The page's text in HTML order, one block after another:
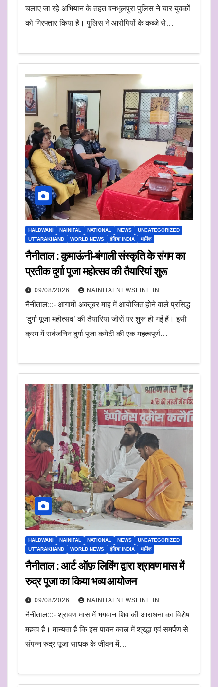
चलाए जा रहे अभियान के तहत बनभूलपुरा पुलिस ने चार युवकों
को गिरफ्तार किया है। पुलिस ने आरोपियों के कब्जे से…
HALDWANI NAINITAL NATIONAL NEWS
UNCATEGORIZED
UTTARAKHAND
WORLD NEWS इंडिया INDIA धार्मिक
नैनीताल : कुमाऊंनी-बंगाली संस्कृति के संगम का
प्रतीक दुर्गा पूजा महोत्सव की तैयारियां शुरू
09/08/2026 NAINITALNEWSLINE.IN
नैनीताल:::- आगामी अक्तूबर माह में आयोजित होने वाले प्रसिद्ध
‘दुर्गा पूजा महोत्सव’ की तैयारियां जोरों पर शुरू हो गई हैं। इसी
क्रम में सर्बजनिन दुर्गा पूजा कमेटी की एक महत्वपूर्ण…
HALDWANI NAINITAL NATIONAL NEWS
UNCATEGORIZED
UTTARAKHAND
WORLD NEWS इंडिया INDIA धार्मिक
नैनीताल : आर्ट ऑफ़ लिविंग द्वारा श्रावण मास में
रुद्र पूजा का किया भव्य आयोजन
09/08/2026 NAINITALNEWSLINE.IN
नैनीताल:::- श्रावण मास में भगवान शिव की आराधना का विशेष
महत्व है। मान्यता है कि इस पावन काल में श्रद्धा एवं समर्पण से
संपन्न रुद्र पूजा साधक के जीवन में…